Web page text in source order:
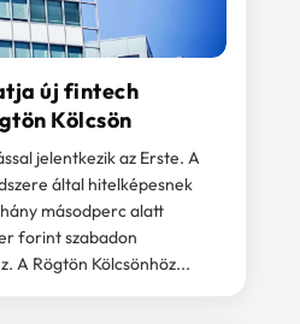
új fintech
Kölcsön
jelentkezik az Erste. A
által hitelképesnek
másodperc alatt
forint szabadon
A Rögtön Kölcsönhöz...